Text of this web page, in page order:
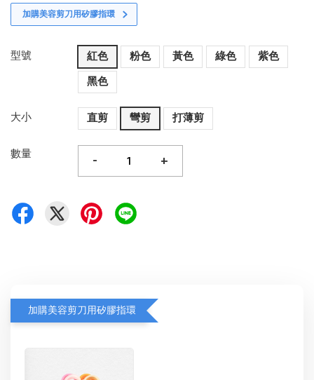
加購美容剪刀用矽膠指環
型號 紅色 粉色 黃色 綠色
紫色
黑色
大小 直剪 彎剪 打薄剪
數量 - +
加購美容剪刀用矽膠指環